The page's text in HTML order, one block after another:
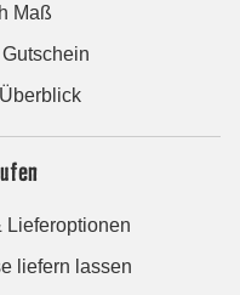
Maß
Lieferoptionen
liefern lassen